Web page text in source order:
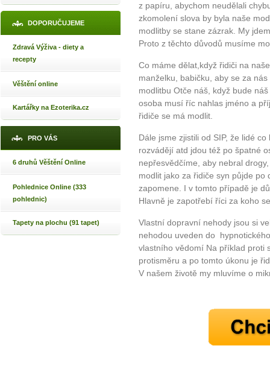
DOPORUČUJEME
Zdravá Výživa - diety a
recepty
Věštění online
Kartářky na Ezoterika.cz
PRO VÁS
6 druhů Věštění Online
Pohlednice Online (333
pohlednic)
Tapety na plochu (91 tapet)
z papíru, abychom neudělali
zkomolení slova by byla naše
modlitby se stane zázrak. My
Proto z těchto důvodů musíme
Co máme dělat,když řidiči na
manželku, babičku, aby se za
modlitbu Otče náš, když bude
osoba musí říc nahlas jméno a
řidiče se má modlit.
Dále jsme zjistili od SIP, že lidé
rozvádějí atd jdou též po špatné
nepřesvědčíme, aby nebral
modlit jako za řidiče syn půjde
zapomene. I v tomto případě je
Hlavně je zapotřebí říci za koho
Vlastní dopravní nehody jsou si
nehodou uveden do
vlastního vědomí Na příklad proti
protisměru a po tomto úkonu je
V našem životě my mluvíme o